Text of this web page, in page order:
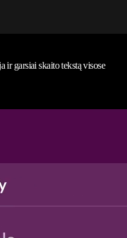
ir garsiai skaito tekstą visose